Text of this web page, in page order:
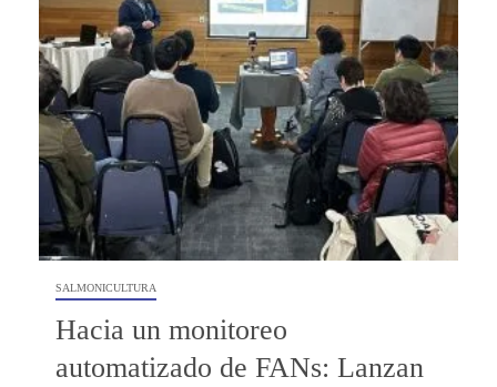
SALMONICULTURA
Hacia un monitoreo
automatizado de FANs: Lanzan